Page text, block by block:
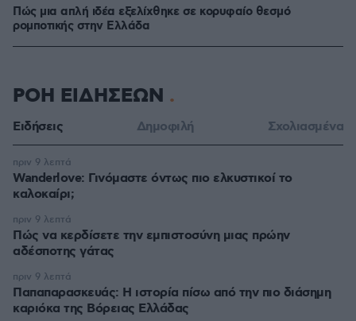
Πώς μια απλή ιδέα εξελίχθηκε σε κορυφαίο θεσμό
ρομποτικής στην Ελλάδα
ΡΟΗ ΕΙΔΗΣΕΩΝ
Ειδήσεις Δημοφιλή Σχολιασμένα
Wanderlove: Γινόμαστε όντως πιο ελκυστικοί το
καλοκαίρι;
πριν 9 λεπτά
Πώς να κερδίσετε την εμπιστοσύνη μιας πρώην
αδέσποτης γάτας
πριν 9 λεπτά
Παπαπαρασκευάς: Η ιστορία πίσω από την πιο διάσημη
καριόκα της Βόρειας Ελλάδας
πριν 9 λεπτά